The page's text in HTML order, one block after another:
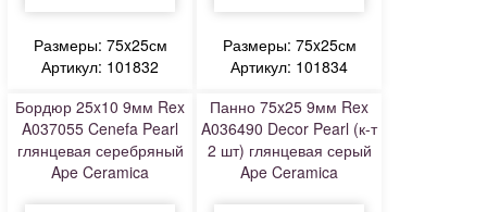
Размеры: 75x25см
Артикул: 101832
Размеры: 75x25см
Артикул: 101834
Бордюр 25x10 9мм Rex
A037055 Cenefa Pearl
глянцевая серебряный
Ape Ceramica
Панно 75x25 9мм Rex
A036490 Decor Pearl (к-т
2 шт) глянцевая серый
Ape Ceramica